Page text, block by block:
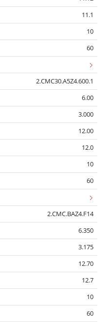
11.1
10
60
2.CMC30.A5Z4.600.1
6.00
3.000
12.00
12.0
10
60
2.CMC.BAZ4.F14
6.350
3.175
12.70
12.7
10
60